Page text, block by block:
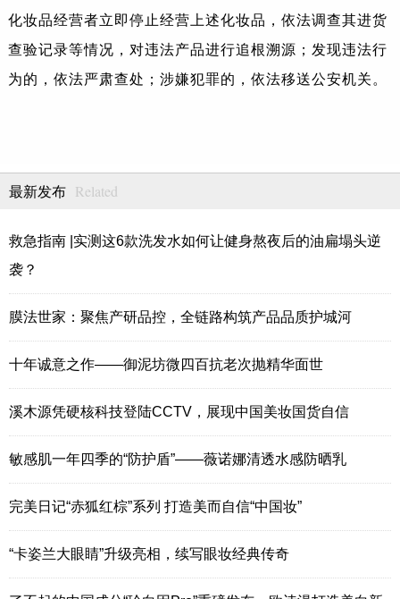
化妆品经营者立即停止经营上述化妆品，依法调查其进货
查验记录等情况，对违法产品进行追根溯源；发现违法行
为的，依法严肃查处；涉嫌犯罪的，依法移送公安机关。
最新发布 Related
救急指南 |实测这6款洗发水如何让健身熬夜后的油扁塌头逆
袭？
膜法世家：聚焦产研品控，全链路构筑产品品质护城河
十年诚意之作——御泥坊微四百抗老次抛精华面世
溪木源凭硬核科技登陆CCTV，展现中国美妆国货自信
敏感肌一年四季的“防护盾”——薇诺娜清透水感防晒乳
完美日记“赤狐红棕”系列 打造美而自信“中国妆”
“卡姿兰大眼睛”升级亮相，续写眼妆经典传奇